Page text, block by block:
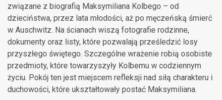
związane z biografią Maksymiliana Kolbego – od
dzieciństwa, przez lata młodości, aż po męczeńską śmierć
w Auschwitz. Na ścianach wiszą fotografie rodzinne,
dokumenty oraz listy, które pozwalają prześledzić losy
przyszłego świętego. Szczególne wrażenie robią osobiste
przedmioty, które towarzyszyły Kolbemu w codziennym
życiu. Pokój ten jest miejscem refleksji nad siłą charakteru i
duchowości, które ukształtowały postać Maksymiliana.